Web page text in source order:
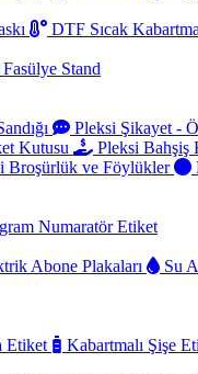
DTF Sıcak
Fasülye Stand
Pleksi Şikayet -
Kutusu
Pleksi Bahşiş
Broşürlük ve Föylükler
Numaratör Etiket
Abone Plakaları Su
Etiket
Kabartmalı Şişe